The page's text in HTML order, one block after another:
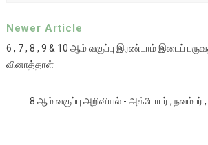
Newer Article
6 , 7 , 8 , 9 & 10 ஆம் வகுப்பு இரண்டாம் இடைப் பருவத்
வினாத்தாள்
8 ஆம் வகுப்பு அறிவியல் - அக்டோபர் , நவம்பர் ,